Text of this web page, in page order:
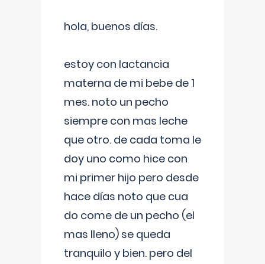
hola, buenos días.
estoy con lactancia
materna de mi bebe de 1
mes. noto un pecho
siempre con mas leche
que otro. de cada toma le
doy uno como hice con
mi primer hijo pero desde
hace días noto que cua
do come de un pecho (el
mas lleno) se queda
tranquilo y bien. pero del